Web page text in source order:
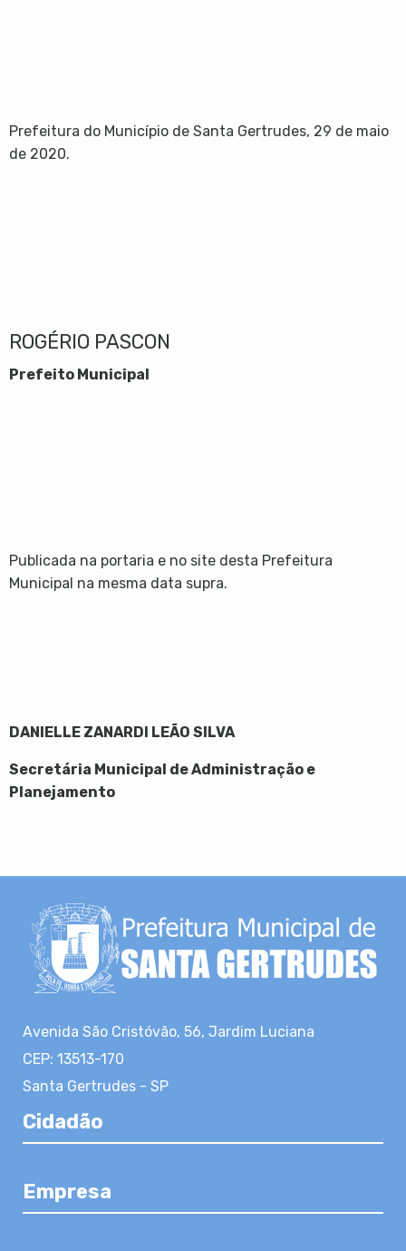
Prefeitura do Município de Santa Gertrudes, 29 de maio
de 2020.
ROGÉRIO PASCON
Prefeito Municipal
Publicada na portaria e no site desta Prefeitura
Municipal na mesma data supra.
DANIELLE ZANARDI LEÃO SILVA
Secretária Municipal de Administração e
Planejamento
Avenida São Cristóvão, 56, Jardim Luciana
CEP: 13513-170
Santa Gertrudes - SP
Cidadão
Empresa